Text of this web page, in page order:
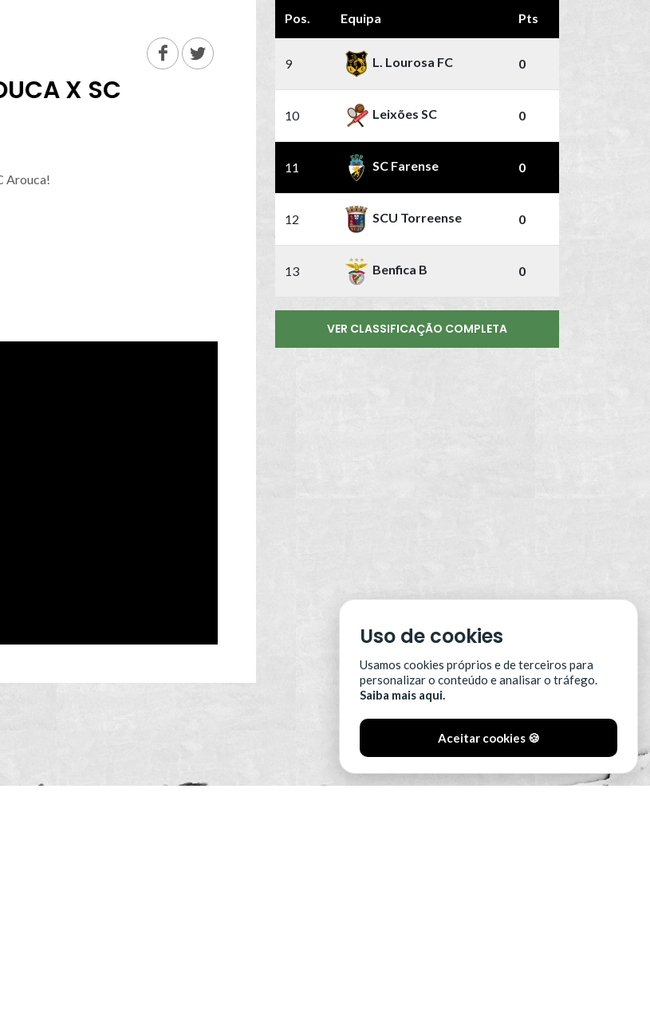
X SC
Arouca!
Pos. Equipa Pts
9 L. Lourosa FC 0
10 Leixões SC 0
11 SC Farense 0
12 SCU Torreense 0
13 Benfica B 0
VER CLASSIFICAÇÃO COMPLETA
Uso de cookies
Usamos cookies próprios e de terceiros para
personalizar o conteúdo e analisar o tráfego.
Saiba mais aqui.
Aceitar cookies 🍪